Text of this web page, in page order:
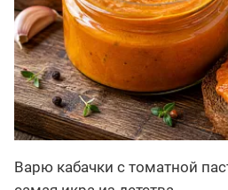
Варю кабачки с томатной